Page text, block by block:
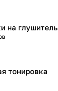
на глушитель
тонировка